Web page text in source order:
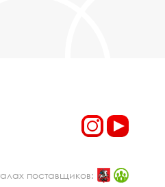
поставщиков: